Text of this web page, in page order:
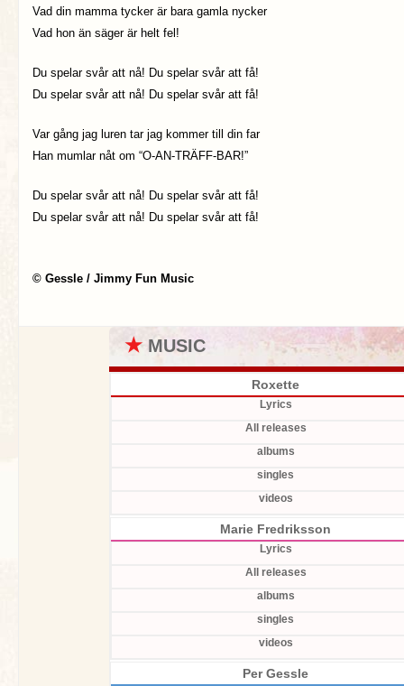
Vad din mamma tycker är bara gamla nycker
Vad hon än säger är helt fel!
Du spelar svår att nå! Du spelar svår att få!
Du spelar svår att nå! Du spelar svår att få!
Var gång jag luren tar jag kommer till din far
Han mumlar nåt om “O-AN-TRÄFF-BAR!”
Du spelar svår att nå! Du spelar svår att få!
Du spelar svår att nå! Du spelar svår att få!
© Gessle / Jimmy Fun Music
★ MUSIC
Roxette
Lyrics
All releases
albums
singles
videos
Marie Fredriksson
Lyrics
All releases
albums
singles
videos
Per Gessle